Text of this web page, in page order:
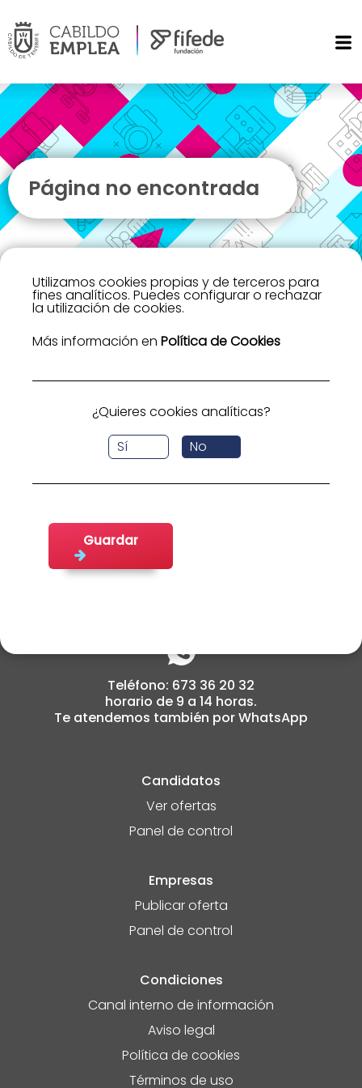
Página no encontrada
cabildoemplea@fifede.org
Teléfono: 673 36 20 32
horario de 9 a 14 horas.
Te atendemos también por WhatsApp
Candidatos
Ver ofertas
Panel de control
Empresas
Publicar oferta
Panel de control
Condiciones
Canal interno de información
Aviso legal
Política de cookies
Términos de uso
Utilizamos cookies propias y de terceros para
fines analíticos. Puedes configurar o rechazar
la utilización de cookies.
Más información en Política de Cookies
Sí No
¿Quieres cookies analíticas?
Guardar